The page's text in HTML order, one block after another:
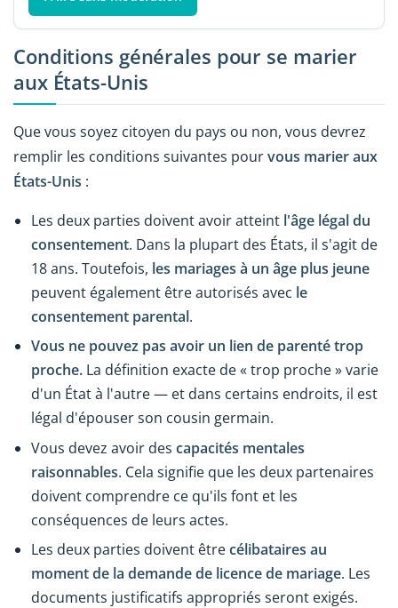
Conditions générales pour se marier
aux États-Unis
Que vous soyez citoyen du pays ou non, vous devrez
remplir les conditions suivantes pourvous marier aux
États-Unis :
Les deux parties doivent avoir atteint l'âge légal du
consentement. Dans la plupart des États, il s'agit de
18 ans. Toutefois, les mariages à un âge plus jeune
peuvent également être autorisés avec le
consentement parental.
Vous ne pouvez pas avoir un lien de parenté trop
proche. La définition exacte de « trop proche » varie
d'un État à l'autre — et dans certains endroits, il est
légal d'épouser son cousin germain.
Vous devez avoir des capacités mentales
raisonnables. Cela signifie que les deux partenaires
doivent comprendre ce qu'ils font et les
conséquences de leurs actes.
Les deux parties doivent êtrecélibataires au
moment de la demande de licence de mariage. Les
documents justificatifs appropriés seront exigés.